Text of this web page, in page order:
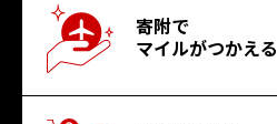
寄附で
マイルがつかえる